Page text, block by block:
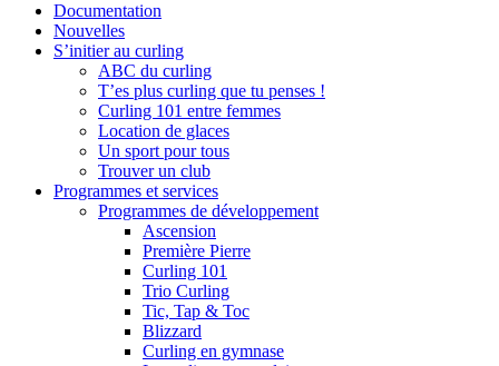
Documentation
Nouvelles
S’initier au curling
ABC du curling
T’es plus curling que tu penses !
Curling 101 entre femmes
Location de glaces
Un sport pour tous
Trouver un club
Programmes et services
Programmes de développement
Ascension
Première Pierre
Curling 101
Trio Curling
Tic, Tap & Toc
Blizzard
Curling en gymnase